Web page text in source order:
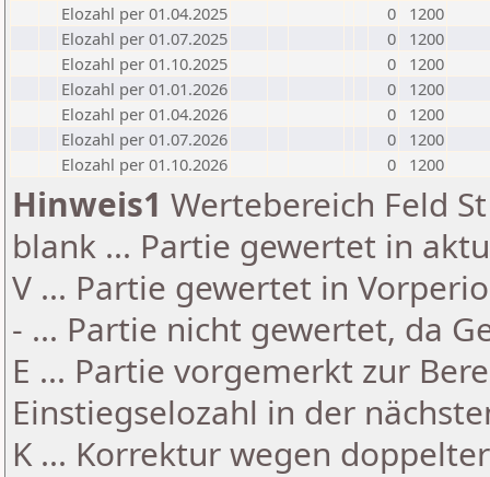
Elozahl per 01.04.2025
0
1200
Elozahl per 01.07.2025
0
1200
Elozahl per 01.10.2025
0
1200
Elozahl per 01.01.2026
0
1200
Elozahl per 01.04.2026
0
1200
Elozahl per 01.07.2026
0
1200
Elozahl per 01.10.2026
0 1200
Hinweis1 Wertebereich Feld
blank ... Partie gewertet in
V ... Partie gewertet in
- ... Partie nicht gewertet, da
E ... Partie vorgemerkt zur
Einstiegselozahl in der
K ... Korrektur wegen